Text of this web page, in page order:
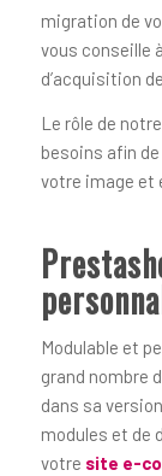
migration de
vous conseille
d’acquisition
Le rôle de
besoins afin
votre image et
Modulable et
grand nombre
dans sa
modules et de
votre site e-